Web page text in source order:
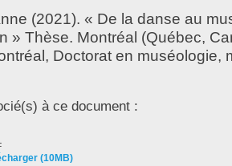
(2021). « De la danse au
» Thèse. Montréal (Québec,
Doctorat en muséologie,
à ce document :
(10MB)